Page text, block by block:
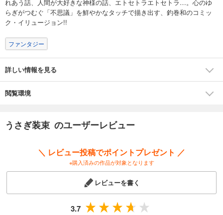
れあう話、人間が大好きな神様の話、エトセトラエトセトラ…。心のゆ
らぎがつむぐ「不思議」を鮮やかなタッチで描き出す、釣巻和のコミッ
ク・イリュージョン!!
ファンタジー
詳しい情報を見る
閲覧環境
うさぎ装束 のユーザーレビュー
＼ レビュー投稿でポイントプレゼント ／
※購入済みの作品が対象となります
レビューを書く
3.7